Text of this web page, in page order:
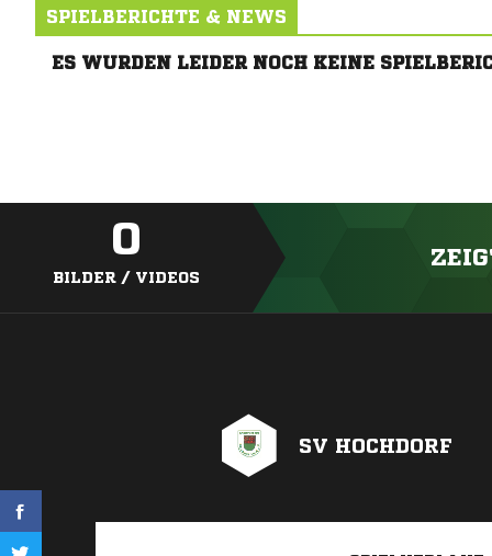
SPIELBERICHTE & NEWS
ES WURDEN LEIDER NOCH KEINE
0
BILDER / VIDEOS
SV HOCHDORF